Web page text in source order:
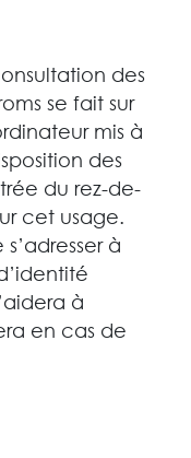
des
se fait sur
mis à
des
du rez-de-
cet usage.
à
à
en cas de